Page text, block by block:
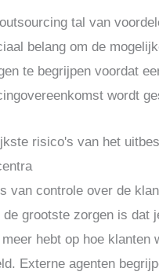
tal van
belang om de
te begrijpen voordat
wordt
risico's van het
van controle over de
de grootste zorgen is dat
hebt op hoe klanten
Externe agenten